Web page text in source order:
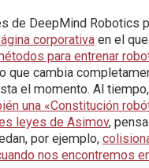
de DeepMind Robotics
corporativa en el
para entrenar
que cambia
el momento. Al tiempo,
una «Constitución
leyes de Asimov,
por ejemplo,
nos encontremos